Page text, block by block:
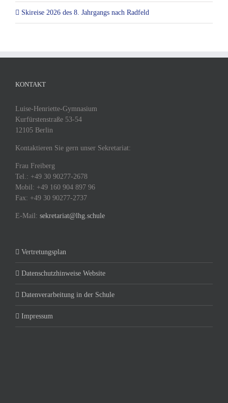
Skireise 2026 des 8. Jahrgangs nach Radfeld
KONTAKT
Luise-Henriette-Gymnasium
Kurfürstenstraße 53-54
12105 Berlin
Kontaktieren Sie gern unser Sekretariat:
Frau Freiberg
Tel.: +49 30 90277-2678
Mobil: +49 160 904 897 96
Fax: +49 30 90277-2737
E-Mail: sekretariat@lhg.schule
Vertretungsplan
Datenschutzhinweise Website
Datenverarbeitung in der Schule
Impressum